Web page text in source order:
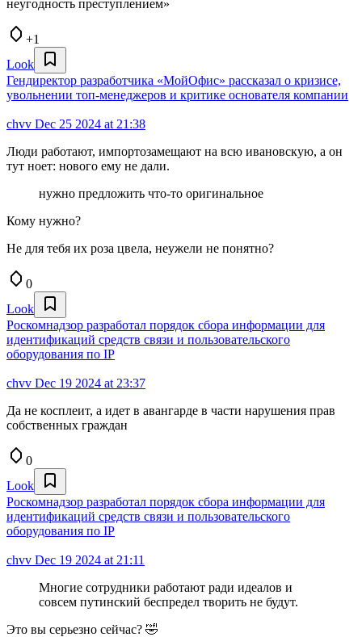
неугодность преступлением»
+1
Look
Гендиректор разработчика «МойОфис» рассказал о кризисе,
увольнении топ-менеджеров и критике основателя компании
chvv Dec 25 2024 at 21:38
Люди работают, импортозамещают на всю ивановскую, а он
тут ноет: нового ему не дали.
нужно предложить что-то оригинальное
Кому нужно?
Не для тебя их роза цвела, неужели не понятно?
0
Look
Роскомнадзор разработал порядок сбора информации для
идентификаций средств связи и пользовательского
оборудования по IP
chvv Dec 19 2024 at 23:37
Да не косплеит, а идет в авангарде в части нарушения прав
собственных граждан
0
Look
Роскомнадзор разработал порядок сбора информации для
идентификаций средств связи и пользовательского
оборудования по IP
chvv Dec 19 2024 at 21:11
Многие сотрудники работают ради идеалов и
совсем путинский беспредел творить не будут.
Это вы серьезно сейчас? 🤣